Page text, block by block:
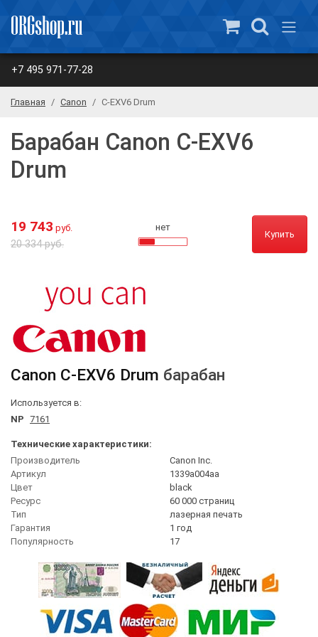
+7 495 971-77-28
Главная Canon C-EXV6 Drum
Барабан Canon C-EXV6
Drum
19 743 руб.
20 334 руб.
нет
Купить
Canon C-EXV6 Drum барабан
Используется в:
NP 7161
Технические характеристики:
Производитель
Canon Inc.
Артикул
1339a004aa
Цвет
black
Ресурс
60 000 страниц
Тип
лазерная печать
Гарантия
1 год
Популярность
17